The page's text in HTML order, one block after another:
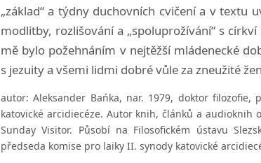
„základ“ a týdny duchovních cvičení a v textu
modlitby, rozlišování a „spoluprožívání“ s
mě bylo požehnáním v nejtěžší mládenecké
s jezuity a všemi lidmi dobré vůle za zneužité
autor: Aleksander Bańka, nar. 1979, doktor
katovické arcidiecéze. Autor knih, článků a
Sunday Visitor. Působí na Filosofickém ústavu
předseda komise pro laiky II. synody katovické